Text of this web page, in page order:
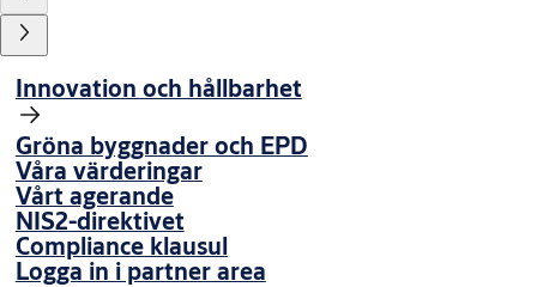
Innovation och hållbarhet
Gröna byggnader och EPD
Våra värderingar
Vårt agerande
NIS2-direktivet
Compliance klausul
Logga in i partner area